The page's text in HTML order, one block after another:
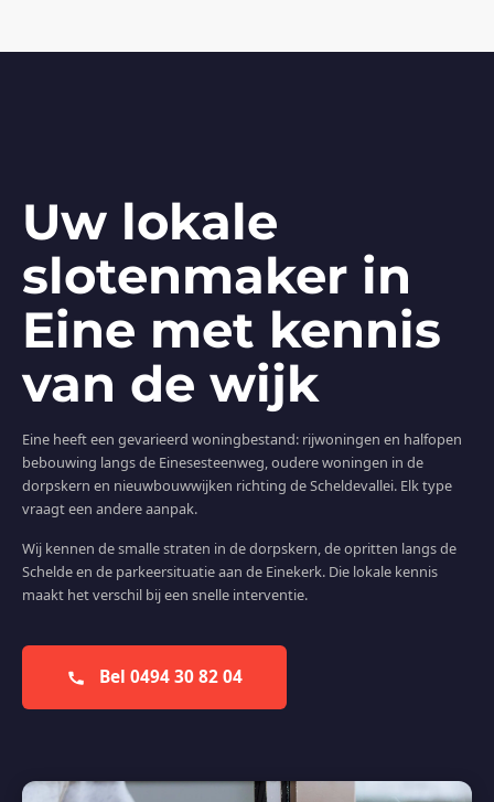
Uw lokale
slotenmaker in
Eine met kennis
van de wijk
Eine heeft een gevarieerd woningbestand: rijwoningen en halfopen
bebouwing langs de Einesesteenweg, oudere woningen in de
dorpskern en nieuwbouwwijken richting de Scheldevallei. Elk type
vraagt een andere aanpak.
Wij kennen de smalle straten in de dorpskern, de opritten langs de
Schelde en de parkeersituatie aan de Einekerk. Die lokale kennis
maakt het verschil bij een snelle interventie.
Bel 0494 30 82 04